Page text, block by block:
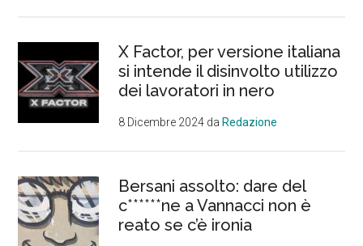
X Factor, per versione italiana
si intende il disinvolto utilizzo
dei lavoratori in nero
8 Dicembre 2024 daRedazione
Bersani assolto: dare del
c******ne a Vannacci non è
reato se c’è ironia